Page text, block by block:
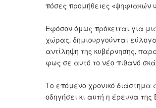
πόσες προμήθειες «ψηφιακών
Εφόσον όμως πρόκειται για
χώρας, δημιουργούνται
αντίληψη της κυβέρνησης,
φως σε αυτό το νέο πιθανό
Το επόμενο χρονικό
οδηγήσει κι αυτή η έρευνα